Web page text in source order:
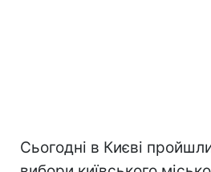
Сьогодні в Києві